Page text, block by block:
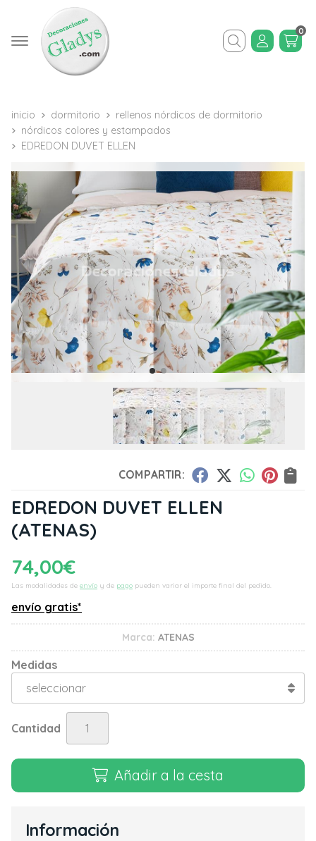
Buscar
0
inicio dormitorio
rellenos nórdicos de dormitorio
nórdicos colores y estampados
EDREDON DUVET ELLEN
COMPARTIR:
EDREDON DUVET ELLEN
(ATENAS)
74,00€
Las modalidades de envío y de pago pueden variar el importe final del pedido.
envío gratis*
Marca: ATENAS
Medidas
Cantidad
Añadir a la cesta
Información